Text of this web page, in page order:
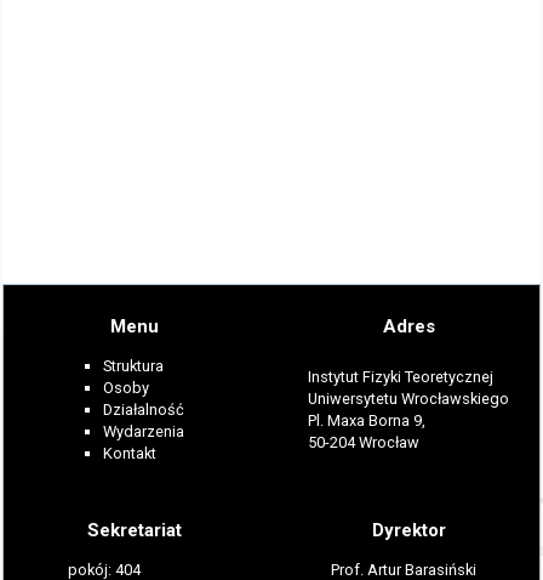
Menu
Struktura
Osoby
Działalność
Wydarzenia
Kontakt
Adres
Instytut Fizyki Teoretycznej
Uniwersytetu Wrocławskiego
Pl. Maxa Borna 9,
50-204 Wrocław
Sekretariat
pokój: 404
Dyrektor
Prof. Artur Barasiński